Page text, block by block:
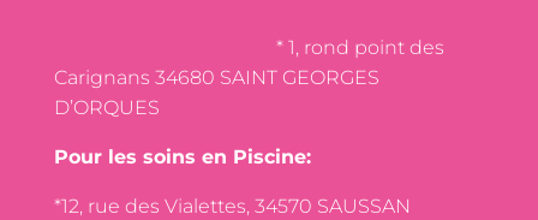
* 1, rond point des
Carignans 34680 SAINT GEORGES
D’ORQUES
Pour les soins en Piscine:
*12, rue des Vialettes, 34570 SAUSSAN